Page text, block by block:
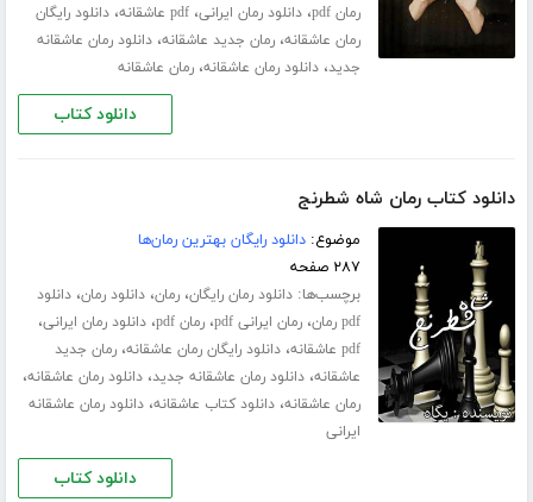
رمان pdf ،دانلود رمان ایرانی،pdf عاشقانه ،دانلود رایگان
رمان عاشقانه،رمان جدید عاشقانه،دانلود رمان عاشقانه
جدید،دانلود رمان عاشقانه،رمان عاشقانه
دانلود کتاب
دانلود کتاب رمان شاه شطرنج
موضوع:دانلود رایگان بهترین رمان‌ها
۲۸۷ صفحه
برچسب‌ها:دانلود رمان رایگان،رمان،دانلود رمان،دانلود
pdf رمان
،رمان ایرانی pdf ،رمان pdf ،دانلود رمان ایرانی،
pdf عاشقانه ،دانلود رایگان رمان عاشقانه،رمان جدید
عاشقانه،دانلود رمان عاشقانه جدید،دانلود رمان عاشقانه،
رمان عاشقانه،دانلود کتاب عاشقانه،دانلود رمان عاشقانه
ایرانی
دانلود کتاب